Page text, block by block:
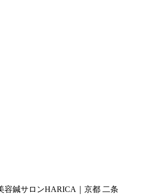
容鍼サロンHARICA｜京都 二条